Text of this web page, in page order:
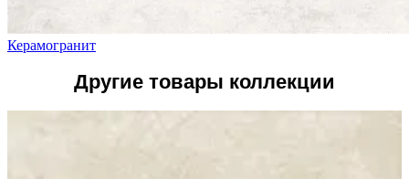
Керамогранит
Другие товары коллекции